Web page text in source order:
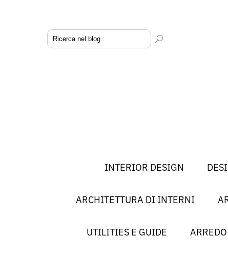
INTERIOR DESIGN
ARCHITETTURA DI INTERNI
UTILITIES E GUIDE